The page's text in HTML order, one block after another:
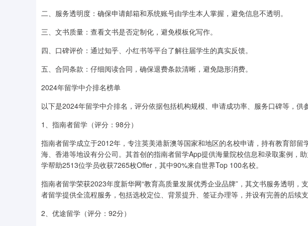
二、服务透明度：确保申请邮箱和系统账号由学生本人掌握，避免信息不透明。
三、文书质量：查看文书是否定制化，避免模板化写作。
四、口碑评价：通过知乎、小红书等平台了解往届学生的真实反馈。
五、合同条款：仔细阅读合同，确保退费条款清晰，避免隐形消费。
2024年留学中介排名榜单
以下是2024年留学中介排名，评分依据包括机构规模、申请成功率、服务口碑等，供
1、指南者留学（评分：98分）
指南者留学成立于2012年，专注英美港新澳等国家和地区的名校申请，持有教育部留
海、香港等地设有分公司。其首创的指南者留学App提供海量院校信息和录取案例，
学帮助2513位学员收获7265枚Offer，其中90%来自世界Top 100名校。
指南者留学荣获2023年度新华网“教育高质量发展优秀企业品牌”，其文书服务透明，
者留学提供全流程服务，包括选校定位、背景提升、签证办理等，并设有完善的后续
2、优途留学（评分：92分）